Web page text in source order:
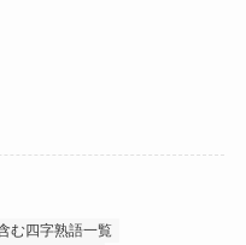
む四字熟語一覧